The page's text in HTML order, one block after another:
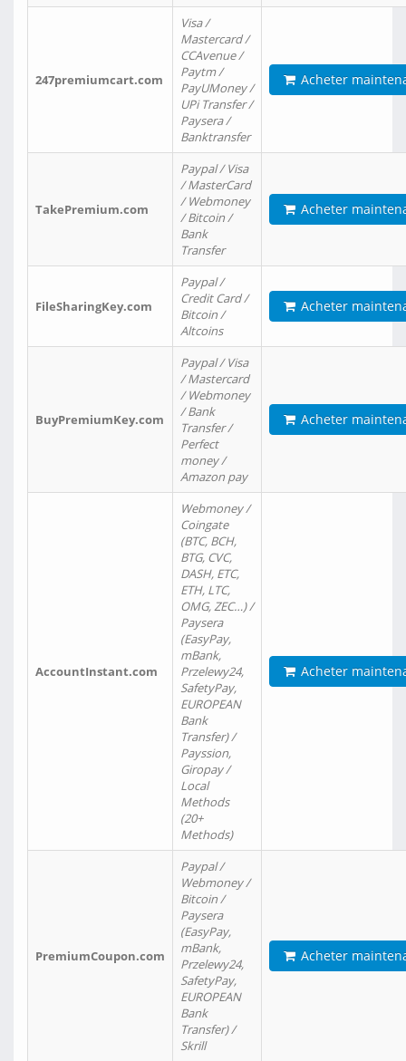
247premiumcart.com
Visa /
Mastercard /
CCAvenue /
Paytm /
PayUMoney /
UPi Transfer /
Paysera /
Banktransfer
Acheter
TakePremium.com
Paypal / Visa
/ MasterCard
/ Webmoney
/ Bitcoin /
Bank
Transfer
Acheter
FileSharingKey.com
Paypal /
Credit Card /
Bitcoin /
Altcoins
Acheter
BuyPremiumKey.com
Paypal / Visa
/ Mastercard
/ Webmoney
/ Bank
Transfer /
Perfect
money /
Amazon pay
Acheter
AccountInstant.com
Webmoney /
Coingate
(BTC, BCH,
BTG, CVC,
DASH, ETC,
ETH, LTC,
OMG, ZEC…) /
Paysera
(EasyPay,
mBank,
Przelewy24,
SafetyPay,
EUROPEAN
Bank
Transfer) /
Payssion,
Giropay /
Local
Methods
(20+
Methods)
Acheter
PremiumCoupon.com
Paypal /
Webmoney /
Bitcoin /
Paysera
(EasyPay,
mBank,
Przelewy24,
SafetyPay,
EUROPEAN
Bank
Transfer) /
Skrill
Acheter